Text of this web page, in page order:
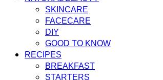
SKINCARE
FACECARE
DIY
GOOD TO KNOW
RECIPES
BREAKFAST
STARTERS